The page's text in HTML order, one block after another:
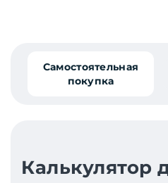
Самостоятельная
покупка
Калькулятор